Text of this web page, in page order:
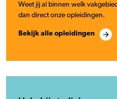
Weet jij al binnen welk
dan direct onze opleidingen.
Bekijk alle opleidingen